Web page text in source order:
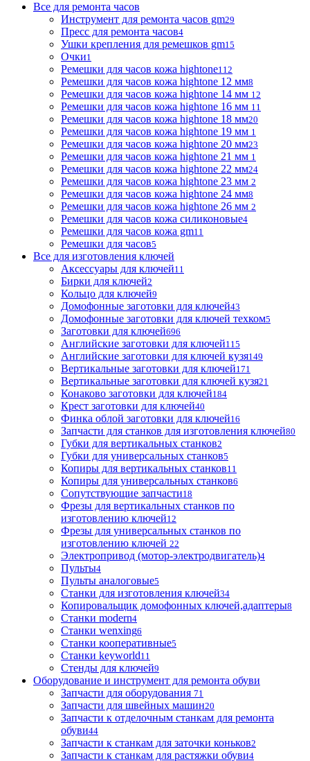
Все для ремонта часов
Инструмент для ремонта часов gm29
Пресс для ремонта часов4
Ушки крепления для ремешков gm15
Очки1
Ремешки для часов кожа hightone112
Ремешки для часов кожа hightone 12 мм8
Ремешки для часов кожа hightone 14 мм 12
Ремешки для часов кожа hightone 16 мм 11
Ремешки для часов кожа hightone 18 мм20
Ремешки для часов кожа hightone 19 мм 1
Ремешки для часов кожа hightone 20 мм23
Ремешки для часов кожа hightone 21 мм 1
Ремешки для часов кожа hightone 22 мм24
Ремешки для часов кожа hightone 23 мм 2
Ремешки для часов кожа hightone 24 мм8
Ремешки для часов кожа hightone 26 мм 2
Ремешки для часов кожа силиконовые4
Ремешки для часов кожа gm11
Ремешки для часов5
Все для изготовления ключей
Аксессуары для ключей11
Бирки для ключей2
Кольцо для ключей9
Домофонные заготовки для ключей43
Домофонные заготовки для ключей техком5
Заготовки для ключей696
Английские заготовки для ключей115
Английские заготовки для ключей кузя149
Вертикальные заготовки для ключей171
Вертикальные заготовки для ключей кузя21
Конаково заготовки для ключей184
Крест заготовки для ключей40
Финка облой заготовки для ключей16
Запчасти для станков для изготовления ключей80
Губки для вертикальных станков2
Губки для универсальных станков5
Копиры для вертикальных станков11
Копиры для универсальных станков6
Сопутствующие запчасти18
Фрезы для вертикальных станков по
изготовлению ключей12
Фрезы для универсальных станков по
изготовлению ключей 22
Электропривод (мотор-электродвигатель)4
Пульты4
Пульты аналоговые5
Станки для изготовления ключей34
Копировальщик домофонных ключей,адаптеры8
Станки modern4
Станки wenxing6
Станки кооперативные5
Станки keyworld11
Стенды для ключей9
Оборудование и инструмент для ремонта обуви
Запчасти для оборудования 71
Запчасти для швейных машин20
Запчасти к отделочным станкам для ремонта
обуви44
Запчасти к станкам для заточки коньков2
Запчасти к станкам для растяжки обуви4